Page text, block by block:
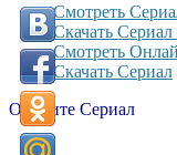
Смотреть
Скачать Сериал
Смотреть
Скачать Сериал
Оцените Сериал